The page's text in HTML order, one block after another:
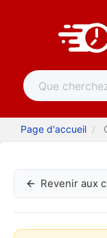
Page d'accueil
Revenir aux